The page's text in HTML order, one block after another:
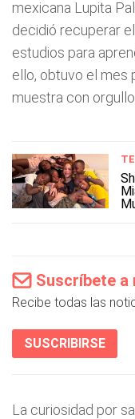
mexicana Lupita
decidió recuperar
estudios para
ello, obtuvo el mes
muestra con orgullo.
Suscríbete
Recibe todas las
SUSCRIBIRSE
La curiosidad por